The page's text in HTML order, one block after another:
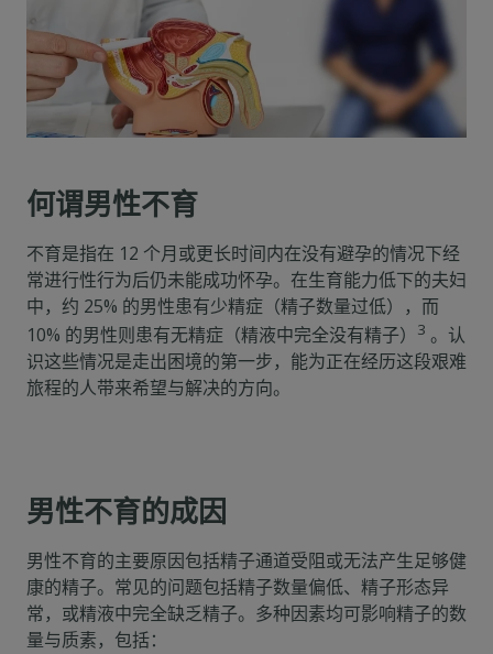
何谓男性不育
不育是指在 12 个月或更长时间内在没有避孕的情况下经
常进行性行为后仍未能成功怀孕。在生育能力低下的夫妇
中，约 25% 的男性患有少精症（精子数量过低），而
10% 的男性则患有无精症（精液中完全没有精子）
3 。认
识这些情况是走出困境的第一步，能为正在经历这段艰难
旅程的人带来希望与解决的方向。
男性不育的成因
男性不育的主要原因包括精子通道受阻或无法产生足够健
康的精子。常见的问题包括精子数量偏低、精子形态异
常，或精液中完全缺乏精子。多种因素均可影响精子的数
量与质素，包括：